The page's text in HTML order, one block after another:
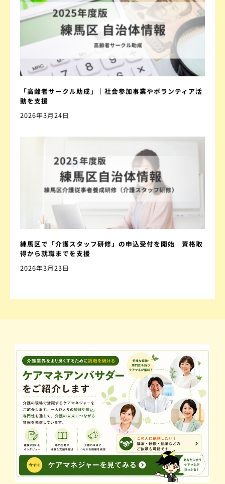
「高齢者サークル助成」｜社会参加事業やボランティア活
動を支援
2026年3月24日
練馬区で「介護スタッフ研修」の申込受付を開始｜資格取
得から就職までを支援
2026年3月23日